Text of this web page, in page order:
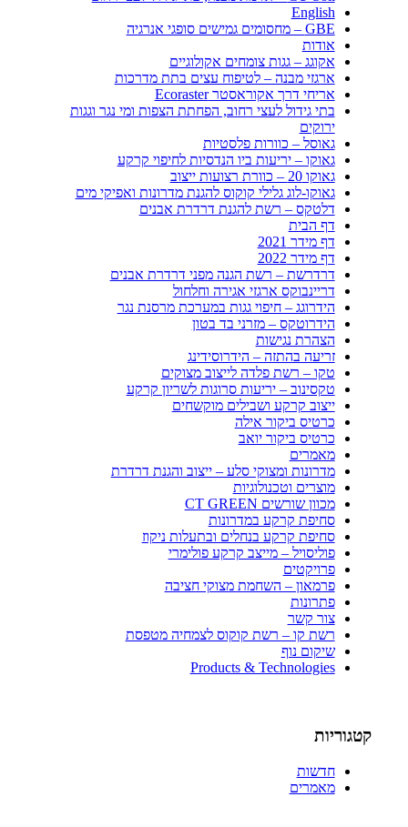
English
GBE – מחסומים גמישים סופגי אנרגיה
אודות
אקוגג – גגות צומחים אקולוגיים
ארגזי מבנה – לטיפוח עצים בתת מדרכות
אריחי דרך אקוראסטר Ecoraster
בתי גידול לעצי רחוב, הפחתת הצפות ומי נגר וגגות
ירוקים
גאוסל – כוורות פלסטיות
גאוקו – יריעות ביו הנדסיות לחיפוי קרקע
גאוקו 20 – כוורת רצועות ייצוב
גאוקו-לוג גלילי קוקוס להגנת מדרונות ואפיקי מים
דלטקס – רשת להגנת דרדרת אבנים
דף הבית
דף מידר 2021
דף מידר 2022
דרדרשת – רשת הגנה מפני דרדרת אבנים
דריינבוקס ארגזי אגירה וחלחול
הידרוגג – חיפוי גגות במערכת מרסנת נגר
הידרוטקס – מזרני בד בטון
הצהרת נגישות
זריעה בהתזה – הידרוסידינג
טקו – רשת פלדה לייצוב מצוקים
טקסינוב – יריעות סרוגות לשריון קרקע
ייצוב קרקע ושבילים מוקשחים
כרטיס ביקור אילה
כרטיס ביקור יואב
מאמרים
מדרונות ומצוקי סלע – ייצוב והגנת דרדרת
מוצרים וטכנולוגיות
מכוון שורשים CT GREEN
סחיפת קרקע במדרונות
סחיפת קרקע בנחלים ובתעלות ניקוז
פוליסויל – מייצב קרקע פולימרי
פרויקטים
פרמאון – השחמת מצוקי חציבה
פתרונות
צור קשר
רשת קו – רשת קוקוס לצמחיה מטפסת
שיקום נוף
Products & Technologies
קטגוריות
חדשות
מאמרים